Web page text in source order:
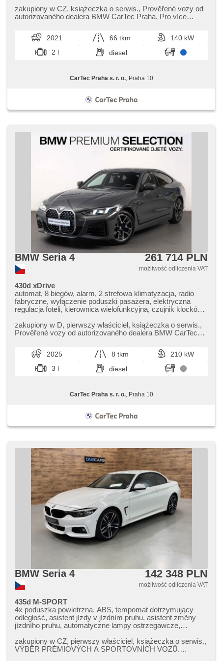
podgrzewana kierownica, napęd 4x4, podgrzewane fotele,
asystent parkowania
zakupiony w CZ,​ książeczka o serwis.,​ Prověřené vozy od
autorizovaného dealera BMW CarTec Praha. Pro více
2021 66 tkm
140 kW
2 l
diesel
CarTec Praha s. r. o., Praha 10
BMW Seria 4 261 714 PLN
możliwość odliczenia VAT
430d xDrive
automat, 8 biegów, alarm, 2 strefowa klimatyzacja, radio
fabryczne, wyłączenie poduszki pasażera, elektryczna
regulacja foteli, kierownica wielofunkcyjna, czujnik klocków
kierownica, zatmavená zadní skla, napęd 4x4, el. tažné
zařízení, bezklíčové odemykání, bezklíčové startování,
denní svícení
zakupiony w D,​ pierwszy właściciel,​ książeczka o serwis.,​
Prověřené vozy od autorizovaného dealera BMW CarTec
2025 8 tkm
210 kW
3 l
diesel
CarTec Praha s. r. o., Praha 10
BMW Seria 4 142 348 PLN
możliwość odliczenia VAT
435d M-SPORT
4x poduszka powietrzna, ABS, tempomat dotrzymujący
odległość, asistent jízdy v jízdním pruhu, asistent změny
jízdního pruhu, automatyczne lampy ostrzegawcze,
světel, bluetooth, asystent hamulcowy, 2 strefowa
klimatyzacja, el. opuszczane szyby, elektryczna regulacja
zakupiony w CZ,​ pierwszy właściciel,​ książeczka o serwis.,​
VÝBĚR PRÉMIOVÝCH A SPORTOVNÍCH VOZŮ.